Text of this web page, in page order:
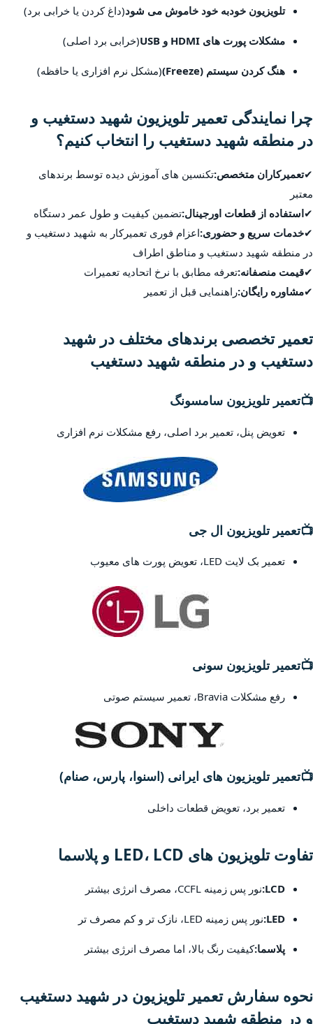
تلویزیون خودبه خود خاموش می شود(داغ کردن یا خرابی برد)
مشکلات پورت های HDMI و USB (خرابی برد اصلی)
هنگ کردن سیستم (Freeze) (مشکل نرم افزاری یا حافظه)
چرا نمایندگی تعمیر تلویزیون شهید دستغیب و
در منطقه شهید دستغیب را انتخاب کنیم؟
✔تعمیرکاران متخصص:تکنسین های آموزش دیده توسط برندهای
معتبر
✔استفاده از قطعات اورجینال:تضمین کیفیت و طول عمر دستگاه
✔خدمات سریع و حضوری:اعزام فوری تعمیرکار به شهید دستغیب و
در منطقه شهید دستغیب و مناطق اطراف
✔قیمت منصفانه:تعرفه مطابق با نرخ اتحادیه تعمیرات
✔مشاوره رایگان:راهنمایی قبل از تعمیر
تعمیر تخصصی برندهای مختلف در شهید
دستغیب و در منطقه شهید دستغیب
📺تعمیر تلویزیون سامسونگ
تعویض پنل، تعمیر برد اصلی، رفع مشکلات نرم افزاری
📺تعمیر تلویزیون ال جی
تعمیر بک لایت LED، تعویض پورت های معیوب
📺تعمیر تلویزیون سونی
رفع مشکلات Bravia، تعمیر سیستم صوتی
📺تعمیر تلویزیون های ایرانی (اسنوا، پارس، صنام)
تعمیر برد، تعویض قطعات داخلی
تفاوت تلویزیون های LED، LCD و پلاسما
LCD: نور پس زمینه CCFL، مصرف انرژی بیشتر
LED: نور پس زمینه LED، نازک تر و کم مصرف تر
پلاسما:کیفیت رنگ بالا، اما مصرف انرژی بیشتر
نحوه سفارش تعمیر تلویزیون در شهید دستغیب
و در منطقه شهید دستغیب